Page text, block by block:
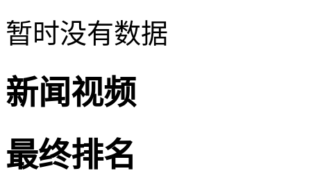
暂时没有数据
新闻视频
最终排名